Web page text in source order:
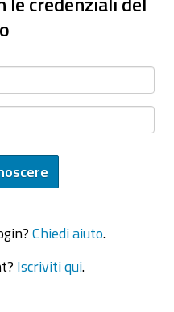
le credenziali del
Chiedi aiuto
Iscriviti qui.